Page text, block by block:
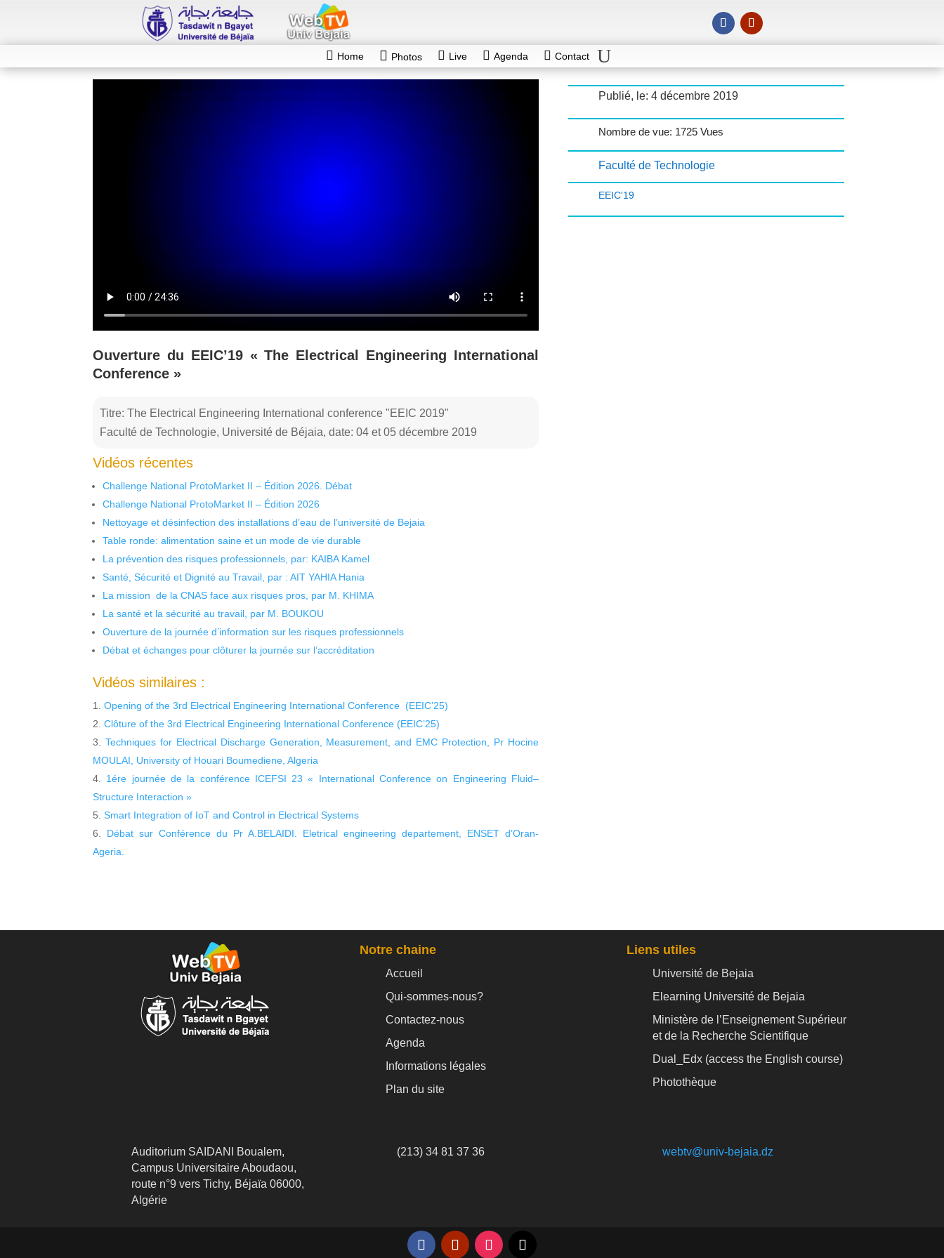
Home Photos Live Agenda Contact
Ouverture du EEIC’19 « The Electrical Engineering International
Conference »
Titre: The Electrical Engineering International conference "EEIC 2019"
Faculté de Technologie, Université de Béjaia, date: 04 et 05 décembre 2019
Vidéos récentes
Challenge National ProtoMarket II – Édition 2026. Débat
Challenge National ProtoMarket II – Édition 2026
Nettoyage et désinfection des installations d’eau de l’université de Bejaia
Table ronde: alimentation saine et un mode de vie durable
La prévention des risques professionnels, par: KAIBA Kamel
Santé, Sécurité et Dignité au Travail, par : AIT YAHIA Hania
La mission de la CNAS face aux risques pros, par M. KHIMA
La santé et la sécurité au travail, par M. BOUKOU
Ouverture de la journée d’information sur les risques professionnels
Débat et échanges pour clôturer la journée sur l’accréditation
Vidéos similaires :
Opening of the 3rd Electrical Engineering International Conference (EEIC’25)
Clôture of the 3rd Electrical Engineering International Conference (EEIC’25)
Techniques for Electrical Discharge Generation, Measurement, and EMC Protection, Pr Hocine
MOULAI, University of Houari Boumediene, Algeria
1ére journée de la conférence ICEFSI 23 « International Conference on Engineering Fluid–
Structure Interaction »
Smart Integration of IoT and Control in Electrical Systems
Débat sur Conférence du Pr A.BELAIDI. Eletrical engineering departement, ENSET d’Oran-
Ageria.
Publié, le: 4 décembre 2019
Nombre de vue: 1725 Vues
Faculté de Technologie
EEIC'19
Notre chaine
Accueil
Qui-sommes-nous?
Contactez-nous
Agenda
Informations légales
Plan du site
Liens utiles
Université de Bejaia
Elearning Université de Bejaia
Ministère de l’Enseignement Supérieur
et de la Recherche Scientifique
Dual_Edx (access the English course)
Photothèque
Auditorium SAIDANI Boualem,
Campus Universitaire Aboudaou,
route n°9 vers Tichy, Béjaïa 06000,
Algérie
(213) 34 81 37 36 webtv@univ-bejaia.dz